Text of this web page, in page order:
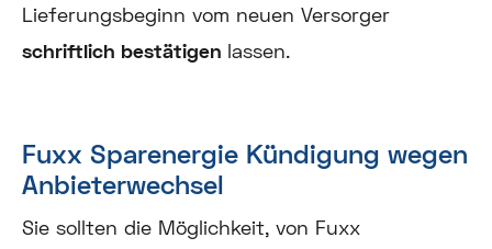
Lieferungsbeginn vom neuen Versorger
schriftlich bestätigen lassen.
Fuxx Sparenergie Kündigung wegen
Anbieterwechsel
Sie sollten die Möglichkeit, von Fuxx